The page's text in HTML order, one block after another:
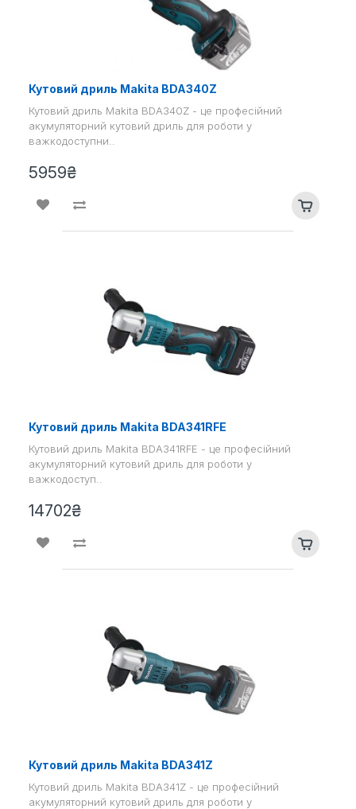
Кутовий дриль Makita BDA340Z
Кутовий дриль Makita BDA340Z - це професійний
акумуляторний кутовий дриль для роботи у
важкодоступни..
5959₴
Кутовий дриль Makita BDA341RFE
Кутовий дриль Makita BDA341RFE - це професійний
акумуляторний кутовий дриль для роботи у
важкодоступ..
14702₴
Кутовий дриль Makita BDA341Z
Кутовий дриль Makita BDA341Z - це професійний
акумуляторний кутовий дриль для роботи у